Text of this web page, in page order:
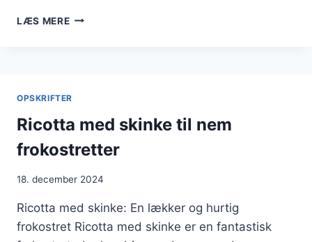
LÆS MERERICOTTA
OPSKRIFTER
Ricotta med skinke til nem
frokostretter
18. december 2024
Ricotta med skinke: En lækker og hurtig
frokostret Ricotta med skinke er en fantastisk